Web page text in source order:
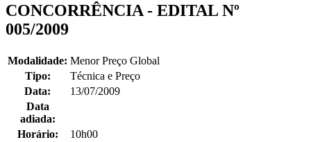
CONCORRÊNCIA - EDITAL Nº
005/2009
Modalidade: Menor Preço Global
Tipo:
Técnica e Preço
Data:
13/07/2009
Data
adiada:
Horário:
10h00